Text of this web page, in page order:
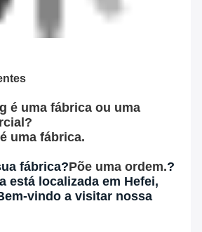
é uma fábrica ou uma
uma fábrica.
fábrica?Põe uma ordem.?
está localizada em Hefei,
vindo a visitar nossa